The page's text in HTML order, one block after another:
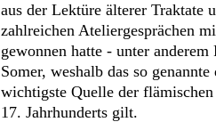
aus der Lektüre älterer Traktate
zahlreichen Ateliergesprächen
gewonnen hatte - unter
Somer, weshalb das so
wichtigste Quelle der
17. Jahrhunderts gilt.